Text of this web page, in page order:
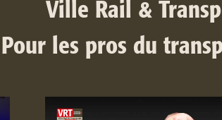
Ville Rail &
Pour les pros du